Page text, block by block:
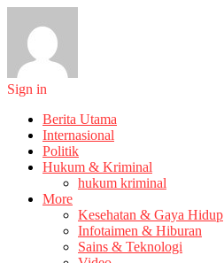
Sign in
Berita Utama
Internasional
Politik
Hukum & Kriminal
hukum kriminal
More
Kesehatan & Gaya Hidup
Infotaimen & Hiburan
Sains & Teknologi